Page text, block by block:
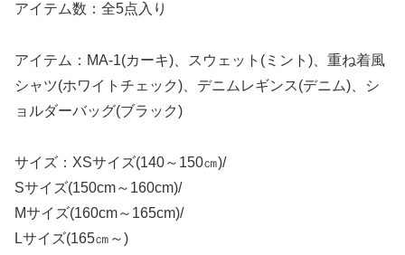
アイテム数：全5点入り
アイテム：MA-1(カーキ)、スウェット(ミント)、重ね着風
シャツ(ホワイトチェック)、デニムレギンス(デニム)、シ
ョルダーバッグ(ブラック)
サイズ：XSサイズ(140～150㎝)/
Sサイズ(150cm～160cm)/
Mサイズ(160cm～165cm)/
Lサイズ(165㎝～)